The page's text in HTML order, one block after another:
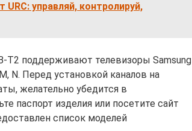
управляй, контролируй,
T2 поддерживают телевизоры Samsung
N. Перед установкой каналов на
желательно убедится в
паспорт изделия или посетите сайт
список моделей